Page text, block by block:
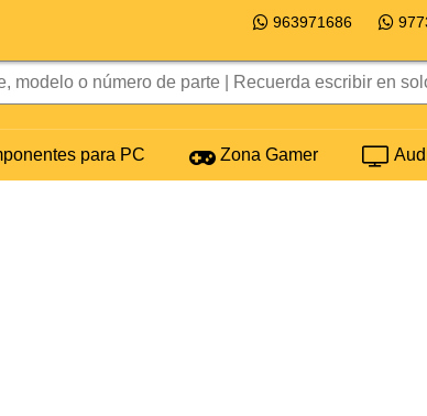
963971686
para PC Zona Gamer